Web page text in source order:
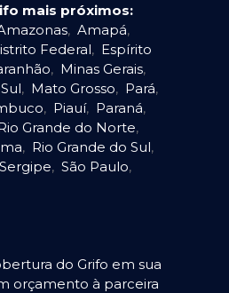
mais próximos:
, Amapá,
Federal, Espírito
, Minas Gerais,
, Mato Grosso, Pará,
, Piauí, Paraná,
Grande do Norte,
, Rio Grande do Sul,
Sergipe, São Paulo,
do Grifo em sua
orçamento à parceira